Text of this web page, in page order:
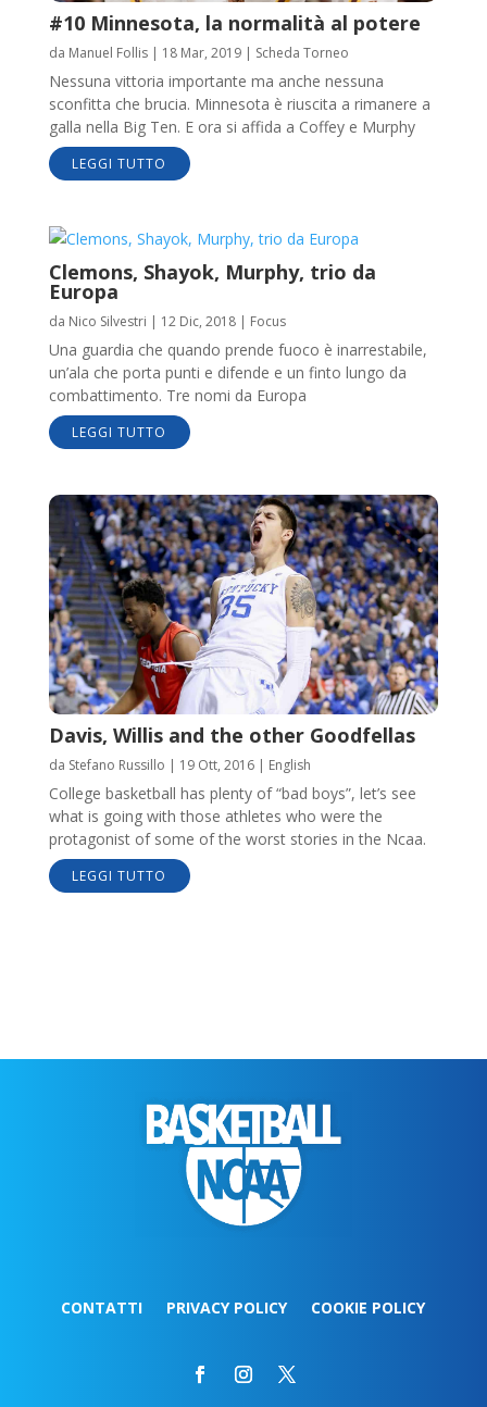
#10 Minnesota, la normalità al potere
da Manuel Follis| 18 Mar, 2019| Scheda Torneo
Nessuna vittoria importante ma anche nessuna
sconfitta che brucia. Minnesota è riuscita a rimanere a
galla nella Big Ten. E ora si affida a Coffey e Murphy
LEGGI TUTTO
Clemons, Shayok, Murphy, trio da
Europa
da Nico Silvestri | 12 Dic, 2018| Focus
Una guardia che quando prende fuoco è inarrestabile,
un’ala che porta punti e difende e un finto lungo da
combattimento. Tre nomi da Europa
LEGGI TUTTO
Davis, Willis and the other Goodfellas
da Stefano Russillo | 19 Ott, 2016| English
College basketball has plenty of “bad boys”, let’s see
what is going with those athletes who were the
protagonist of some of the worst stories in the Ncaa.
LEGGI TUTTO
CONTATTI PRIVACY POLICY COOKIE POLICY